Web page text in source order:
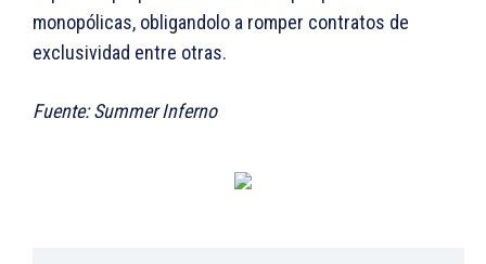
monopólicas, obligandolo a romper contratos de
exclusividad entre otras.
Fuente: Summer Inferno